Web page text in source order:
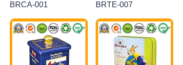
BRCA-001 BRTE-007